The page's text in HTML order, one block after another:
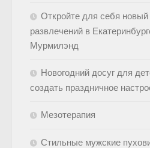
Откройте для себя новый
развлечений в
Мурмилэнд
Новогодний досуг для
создать праздничное
Мезотерапия
Стильные мужские